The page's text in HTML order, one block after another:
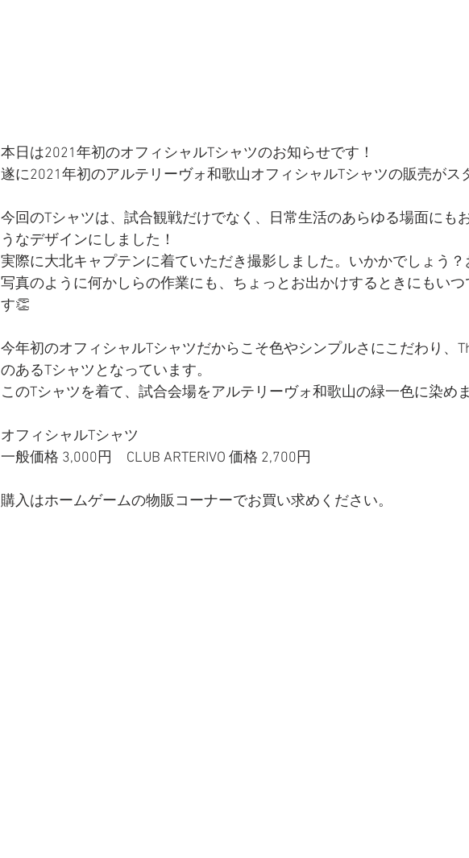
本日は2021年初のオフィシャルTシャツのお知らせです！
遂に2021年初のアルテリーヴォ和歌山オフィシャルTシャツの販売がス
今回のTシャツは、試合観戦だけでなく、日常生活のあらゆる場面にも
うなデザインにしました！
実際に大北キャプテンに着ていただき撮影しました。いかかでしょう
写真のように何かしらの作業にも、ちょっとお出かけするときにもいつ
す👏
今年初のオフィシャルTシャツだからこそ色やシンプルさにこだわり、
のあるTシャツとなっています。
このTシャツを着て、試合会場をアルテリーヴォ和歌山の緑一色に染め
オフィシャルTシャツ
一般価格 3,000円　CLUB ARTERIVO 価格 2,700円
購入はホームゲームの物販コーナーでお買い求めください。